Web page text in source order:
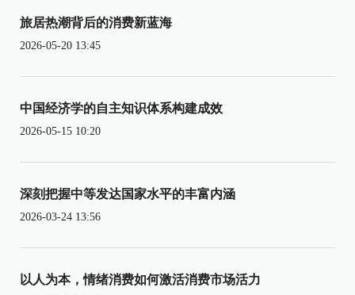
旅居热潮背后的消费新蓝海
2026-05-20 13:45
中国经济学的自主知识体系构建成效
2026-05-15 10:20
深刻把握中等发达国家水平的丰富内涵
2026-03-24 13:56
以人为本，情绪消费如何激活消费市场活力